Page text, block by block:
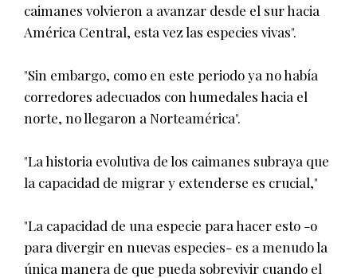
caimanes volvieron a avanzar desde el sur hacia
América Central, esta vez las especies vivas".
"Sin embargo, como en este periodo ya no había
corredores adecuados con humedales hacia el
norte, no llegaron a Norteamérica".
"La historia evolutiva de los caimanes subraya que
la capacidad de migrar y extenderse es crucial,"
"La capacidad de una especie para hacer esto -o
para divergir en nuevas especies- es a menudo la
única manera de que pueda sobrevivir cuando el